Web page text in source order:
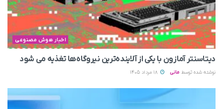
اخبار هوش مصنوعی
دیتاسنتر آمازون با یکی از آلاینده‌ترین نیروگاه‌ها تغذیه می‌ شود
نوشته شده توسط مانی